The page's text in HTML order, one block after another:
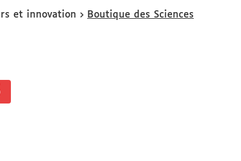
et innovation Boutique des Sciences